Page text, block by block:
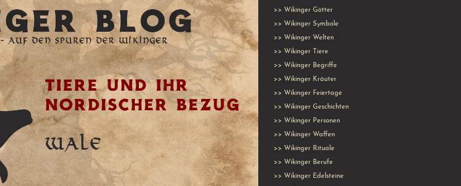
>> Wikinger Götter
>> Wikinger Symbole
>> Wikinger Welten
>> Wikinger Tiere
>> Wikinger Begriffe
>> Wikinger Kräuter
>> Wikinger Feiertage
>> Wikinger Geschichten
>> Wikinger Personen
>> Wikinger Waffen
>> Wikinger Rituale
>> Wikinger Berufe
>> Wikinger Edelsteine